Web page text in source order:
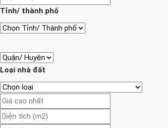
Tỉnh/ thành phố
Loại nhà đất